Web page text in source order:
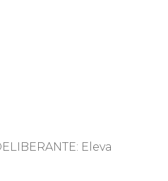
Eleva